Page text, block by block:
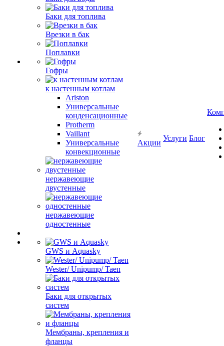
Баки для топлива
Врезки в бак
Поплавки
Гофры
к настенным котлам
Ariston
Универсальные
конденсационные
Protherm
Vaillant
Универсальные
конвекционные
нержавеющие
двустенные
нержавеющие
одностенные
GWS и Aquasky
Wester/ Unipump/ Taen
Баки для открытых
систем
Мембраны, крепления и
фланцы
Акции
Услуги Блог